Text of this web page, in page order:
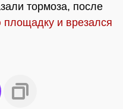
тормоза, после
площадку и врезался